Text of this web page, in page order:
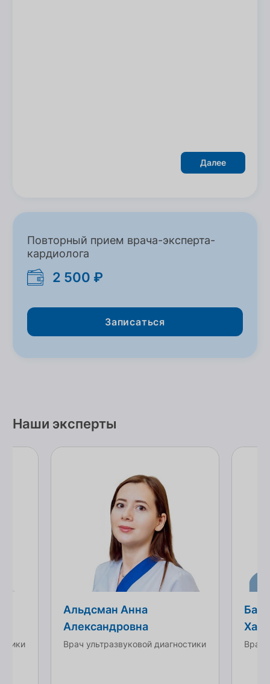
Далее
Повторный прием врача-эксперта-
кардиолога
2 500 ₽
Записаться
Наши эксперты
Альдсман Анна
Александровна
Врач ультразвуковой диагностики Врач-